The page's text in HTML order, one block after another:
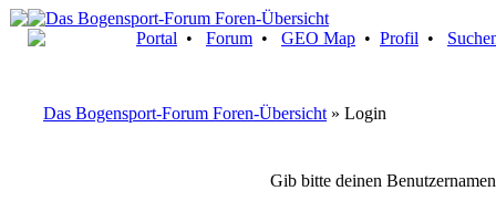
Portal • Forum • GEO Map • Profil •
Das Bogensport-Forum Foren-Übersicht » Login
Gib bitte deinen